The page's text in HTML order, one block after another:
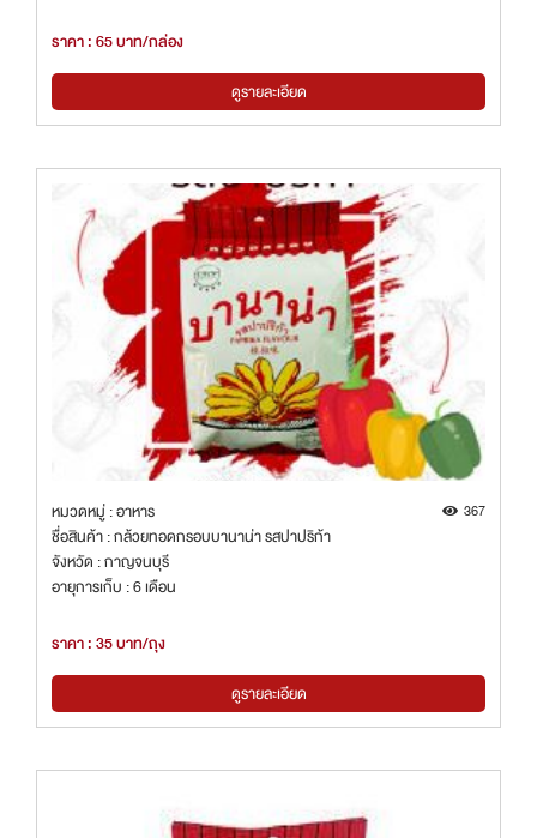
ราคา : 65 บาท/กล่อง
ดูรายละเอียด
หมวดหมู่ : อาหาร 367
ชื่อสินค้า : กล้วยทอดกรอบบานาน่า รสปาปริก้า
จังหวัด : กาญจนบุรี
อายุการเก็บ : 6 เดือน
ราคา : 35 บาท/ถุง
ดูรายละเอียด